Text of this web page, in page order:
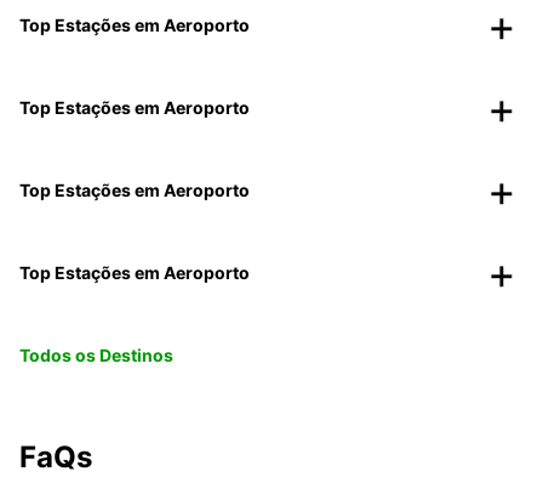
Top Estações em Aeroporto
Top Estações em Aeroporto
Top Estações em Aeroporto
Top Estações em Aeroporto
Todos os Destinos
FaQs